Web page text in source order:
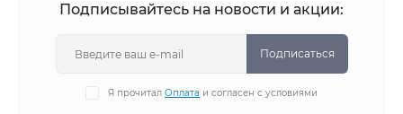
Подписывайтесь на новости и акции:
Подписаться
Я прочитал Оплата и согласен с условиями